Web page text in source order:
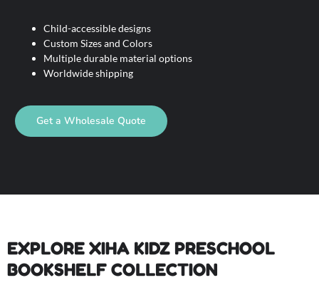
Child-accessible designs
Custom Sizes and Colors
Multiple durable material options
Worldwide shipping
Get a Wholesale Quote
EXPLORE XIHA KIDZ PRESCHOOL
BOOKSHELF COLLECTION